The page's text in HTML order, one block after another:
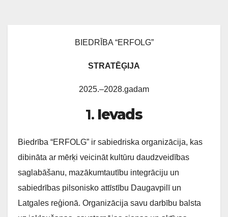
BIEDRĪBA “ERFOLG”
STRATĒĢIJA
2025.–2028.gadam
1. Ievads
Biedrība “ERFOLG” ir sabiedriska organizācija, kas
dibināta ar mērķi veicināt kultūru daudzveidības
saglabāšanu, mazākumtautību integrāciju un
sabiedrības pilsonisko attīstību Daugavpilī un
Latgales reģionā. Organizācija savu darbību balsta